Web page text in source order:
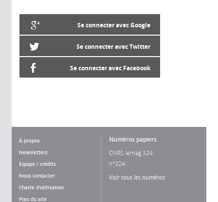
Se connecter avec Google
Se connecter avec Twitter
Se connecter avec Facebook
À propos
Newsletters
Équipe / crédits
Nous contacter
Charte d'utilisation
Plan du site
Numéros papiers
CNRS lemag 324
n°324
Voir tous les numéros